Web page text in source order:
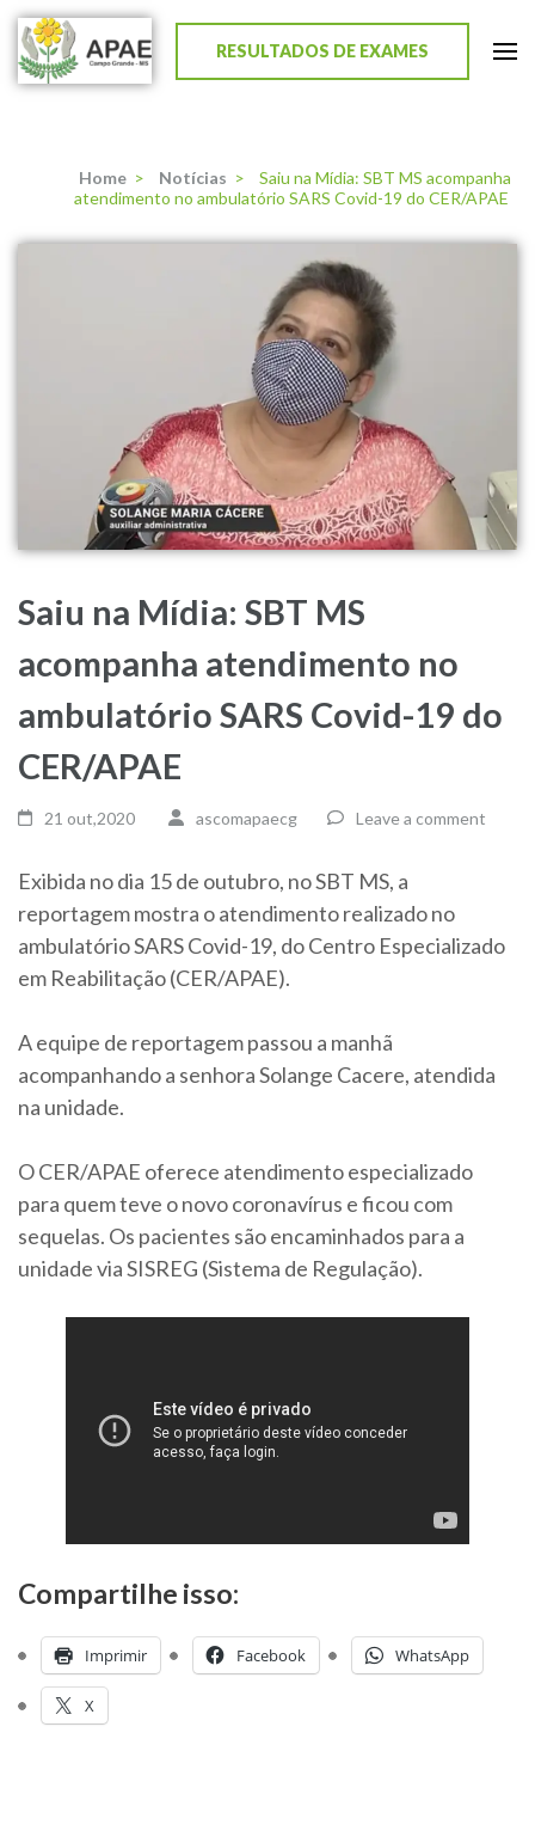
APAE de Campo Grande
RESULTADOS DE EXAMES
Home > Notícias >
Saiu na Mídia: SBT MS acompanha
atendimento no ambulatório SARS Covid-19 do CER/APAE
Saiu na Mídia: SBT MS
acompanha atendimento no
ambulatório SARS Covid-19 do
CER/APAE
21 out,2020 ascomapaecg Leave a comment
Exibida no dia 15 de outubro, no SBT MS, a
reportagem mostra o atendimento realizado no
ambulatório SARS Covid-19, do Centro Especializado
em Reabilitação (CER/APAE).
A equipe de reportagem passou a manhã
acompanhando a senhora Solange Cacere, atendida
na unidade.
O CER/APAE oferece atendimento especializado
para quem teve o novo coronavírus e ficou com
sequelas. Os pacientes são encaminhados para a
unidade via SISREG (Sistema de Regulação).
Compartilhe isso:
Imprimir Facebook WhatsApp
X